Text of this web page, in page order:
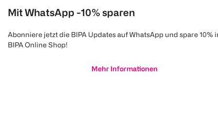
Mit WhatsApp -10% sparen
Abonniere jetzt die BIPA Updates auf WhatsApp und spare 10%
BIPA Online Shop!
Mehr Informationen